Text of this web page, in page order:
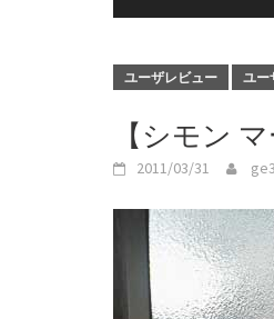
ユーザレビュー ユー
【シモン
2011/03/31 ge3